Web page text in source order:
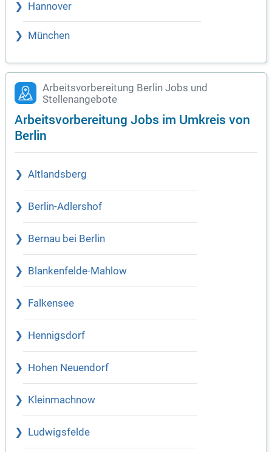
Hannover
München
Arbeitsvorbereitung Berlin Jobs und
Stellenangebote
Arbeitsvorbereitung Jobs im Umkreis von
Berlin
Altlandsberg
Berlin-Adlershof
Bernau bei Berlin
Blankenfelde-Mahlow
Falkensee
Hennigsdorf
Hohen Neuendorf
Kleinmachnow
Ludwigsfelde